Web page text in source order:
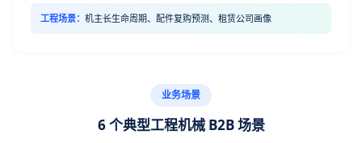
工程场景： 机主长生命周期、配件复购预测、租赁公司画像
业务场景
6 个典型工程机械 B2B 场景